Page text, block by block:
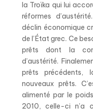
la Troïka qui lui
réformes
déclin économique
de l’État grec. Ce
prêts dont la
d’austérité.
prêts précédents,
nouveaux prêts.
alimenté par le
2010, celle-ci n’a